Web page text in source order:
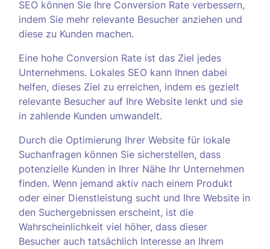
SEO können Sie Ihre Conversion Rate verbessern,
indem Sie mehr relevante Besucher anziehen und
diese zu Kunden machen.
Eine hohe Conversion Rate ist das Ziel jedes
Unternehmens. Lokales SEO kann Ihnen dabei
helfen, dieses Ziel zu erreichen, indem es gezielt
relevante Besucher auf Ihre Website lenkt und sie
in zahlende Kunden umwandelt.
Durch die Optimierung Ihrer Website für lokale
Suchanfragen können Sie sicherstellen, dass
potenzielle Kunden in Ihrer Nähe Ihr Unternehmen
finden. Wenn jemand aktiv nach einem Produkt
oder einer Dienstleistung sucht und Ihre Website in
den Suchergebnissen erscheint, ist die
Wahrscheinlichkeit viel höher, dass dieser
Besucher auch tatsächlich Interesse an Ihrem